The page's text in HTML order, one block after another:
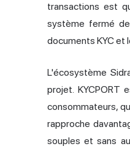
transactions est
système fermé
documents KYC
L'écosystème
projet. KYCPORT
consommateurs,
rapproche
souples et sans